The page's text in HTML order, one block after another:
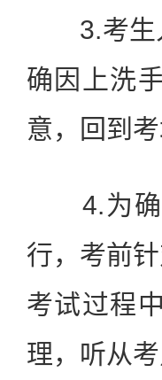
3.考生入
确因上洗
意，回到
4.为确
行，考前
考试过程
理，听从